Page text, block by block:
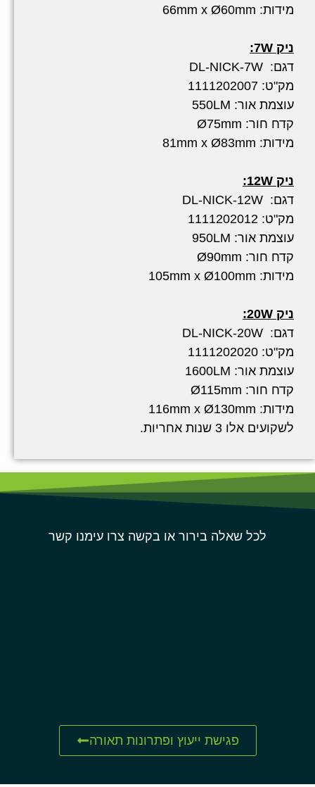
מידות: 66mm x Ø60mm
ניק 7W:
דגם: DL-NICK-7W
מק"ט: 1111202007
עוצמת אור: 550LM
קדח חור: Ø75mm
מידות: 81mm x Ø83mm
ניק 12W:
דגם: DL-NICK-12W
מק"ט: 1111202012
עוצמת אור: 950LM
קדח חור: Ø90mm
מידות: 105mm x Ø100mm
ניק 20W:
דגם: DL-NICK-20W
מק"ט: 1111202020
עוצמת אור: 1600LM
קדח חור: Ø115mm
מידות: 116mm x Ø130mm
לשקועים אלו 3 שנות אחריות.
לכל שאלה בירור או בקשה צרו עימנו קשר
פגישת ייעוץ ופתרונות תאורה